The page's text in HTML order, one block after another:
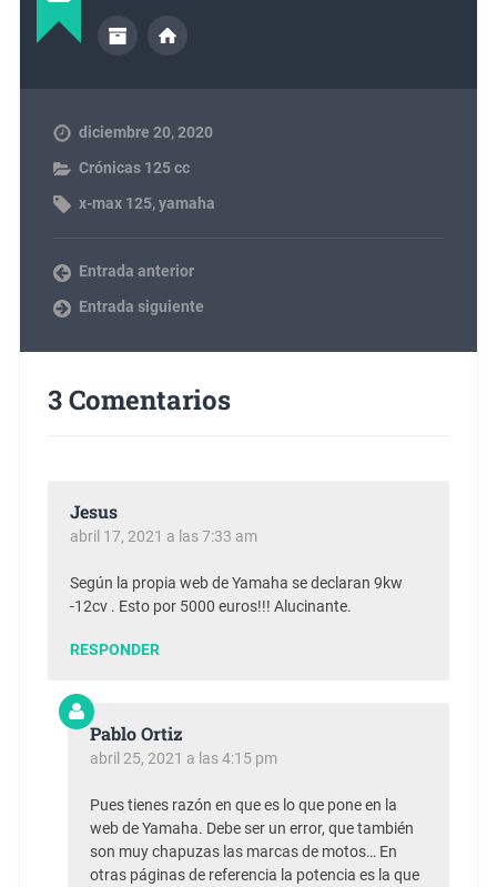
diciembre 20, 2020
Crónicas 125 cc
x-max 125,yamaha
Entrada anterior
Entrada siguiente
3 Comentarios
Jesus
abril 17, 2021 a las 7:33 am
Según la propia web de Yamaha se declaran 9kw
-12cv . Esto por 5000 euros!!! Alucinante.
RESPONDER
Pablo Ortiz
abril 25, 2021 a las 4:15 pm
Pues tienes razón en que es lo que pone en la
web de Yamaha. Debe ser un error, que también
son muy chapuzas las marcas de motos… En
otras páginas de referencia la potencia es la que